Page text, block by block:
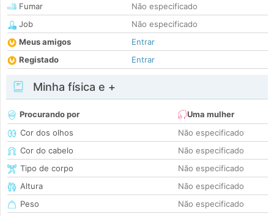
Fumar
Não especificado
Job
Não especificado
Meus amigos
Entrar
Registado
Entrar
Minha física e +
Procurando por
Uma mulher
Cor dos olhos
Não especificado
Cor do cabelo
Não especificado
Tipo de corpo
Não especificado
Altura
Não especificado
Peso
Não especificado